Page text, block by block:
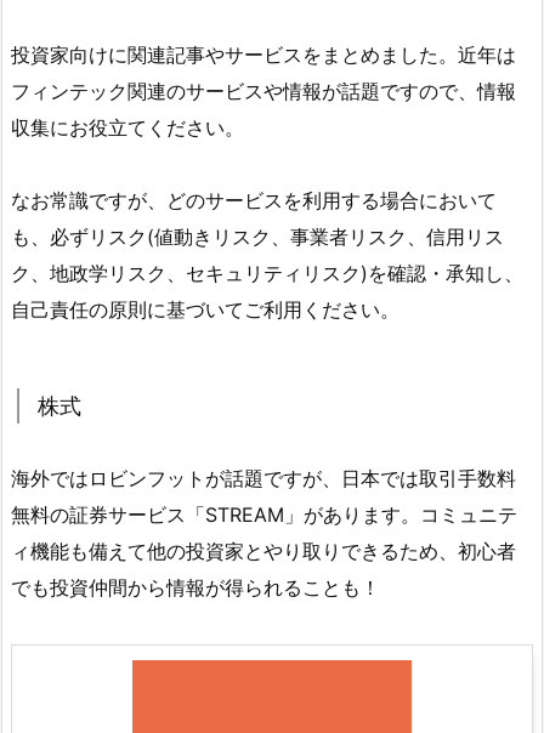
投資家向けに関連記事やサービスをまとめました。近年は
フィンテック関連のサービスや情報が話題ですので、情報
収集にお役立てください。
なお常識ですが、どのサービスを利用する場合において
も、必ずリスク(値動きリスク、事業者リスク、信用リス
ク、地政学リスク、セキュリティリスク)を確認・承知し、
自己責任の原則に基づいてご利用ください。
株式
海外ではロビンフットが話題ですが、日本では取引手数料
無料の証券サービス「STREAM」があります。コミュニテ
ィ機能も備えて他の投資家とやり取りできるため、初心者
でも投資仲間から情報が得られることも！